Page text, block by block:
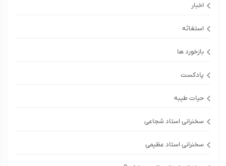
اخبار
استغاثه
بازخورد ها
پادکست
حیات طیبه
سخنرانی استاد شجاعی
سخنرانی استاد عظیمی